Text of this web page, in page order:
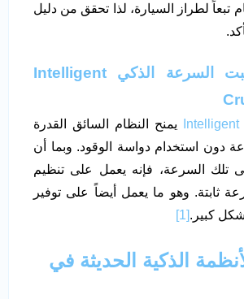
تبعاً لطراز السيارة، لذا تحقق من دليل
ث‌- نظام مثبت السرعة الذكي Intelligent
يمنح النظام السائق القدرة
دون استخدام دواسة الوقود. وبما أن
تلك السرعة، فإنه يعمل على تنظيم
ثابتة. وهو ما يعمل أيضاً على توفير
كبير.[1]
الذكية الحديثة في